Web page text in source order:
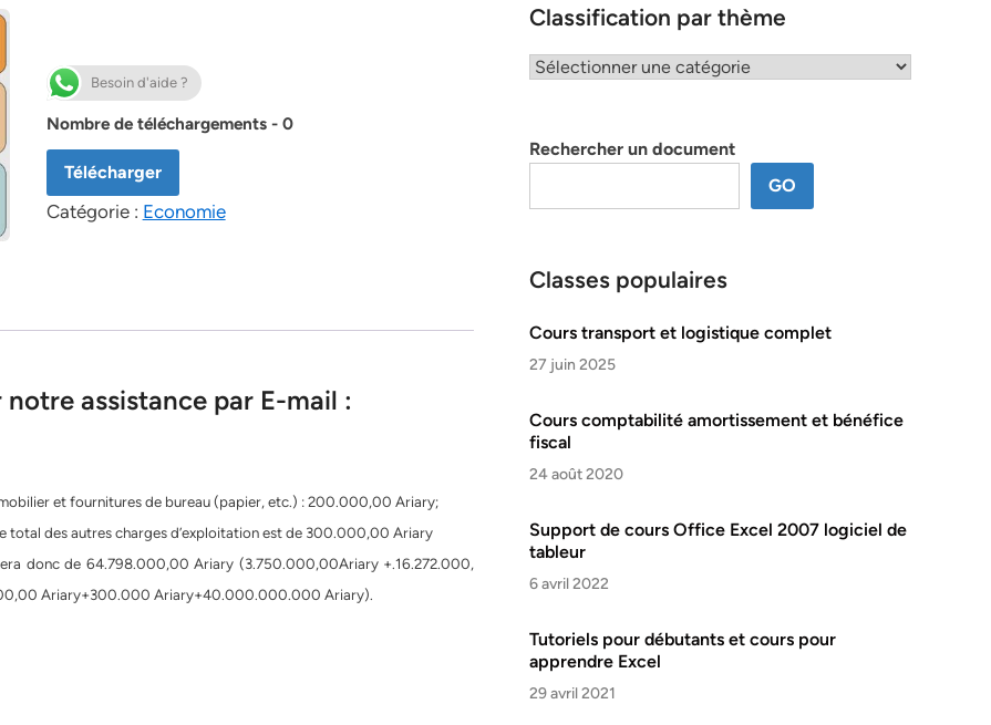
Besoin d'aide ?
Nombre de téléchargements - 0
Télécharger
Catégorie : Economie
assistance par E-mail :
et fournitures de bureau (papier, etc.) : 200.000,00 Ariary;
des autres charges d’exploitation est de 300.000,00 Ariary
donc de 64.798.000,00 Ariary (3.750.000,00Ariary +.16.272.000,
Ariary+300.000 Ariary+40.000.000.000 Ariary).
Classification par thème
Classification
Rechercher un document
GO
Classes populaires
Cours transport et logistique complet
27 juin 2025
Cours comptabilité amortissement et bénéfice
fiscal
24 août 2020
Support de cours Office Excel 2007 logiciel de
tableur
6 avril 2022
Tutoriels pour débutants et cours pour
apprendre Excel
29 avril 2021